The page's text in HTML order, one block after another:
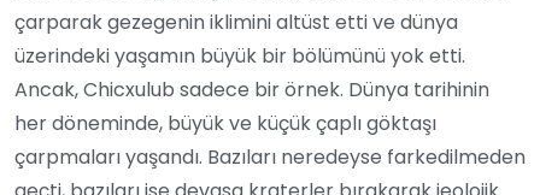
çarparak gezegenin iklimini altüst etti ve dünya
üzerindeki yaşamın büyük bir bölümünü yok etti.
Ancak, Chicxulub sadece bir örnek. Dünya tarihinin
her döneminde, büyük ve küçük çaplı göktaşı
çarpmaları yaşandı. Bazıları neredeyse farkedilmeden